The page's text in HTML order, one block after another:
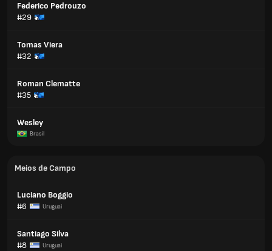
Federico Pedrouzo
#29
Tomas Viera
#32
Roman Clematte
#35
Wesley
Brasil
Meios de Campo
Luciano Boggio
#6
Uruguai
Santiago Silva
#8
Uruguai